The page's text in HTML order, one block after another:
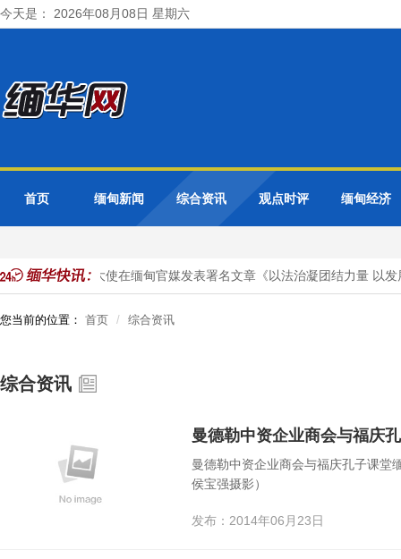
今天是： 2026年08月08日 星期六
首页 缅甸新闻 综合资讯 观点时评 缅甸经济
资 马珈大使在缅甸官媒发表署名文章《以法治凝团结力量 以发
您当前的位置： 首页 综合资讯
综合资讯
曼德勒中资企业商会与福庆孔子课堂
侯宝强摄影）
发布：2014年06月23日